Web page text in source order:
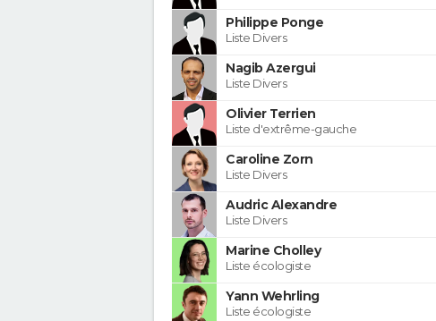
Philippe Ponge
Liste Divers
Nagib Azergui
Liste Divers
Olivier Terrien
Liste d'extrême-gauche
Caroline Zorn
Liste Divers
Audric Alexandre
Liste Divers
Marine Cholley
Liste écologiste
Yann Wehrling
Liste écologiste